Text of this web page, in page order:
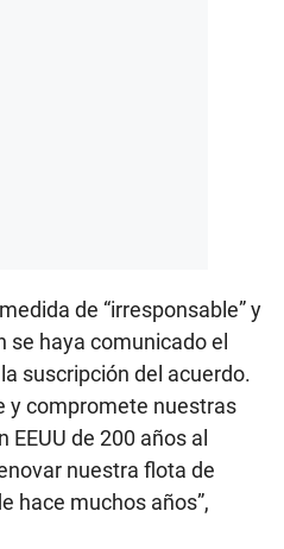
de “irresponsable” y
se haya comunicado el
suscripción del acuerdo.
y compromete nuestras
de 200 años al
nuestra flota de
hace muchos años”,